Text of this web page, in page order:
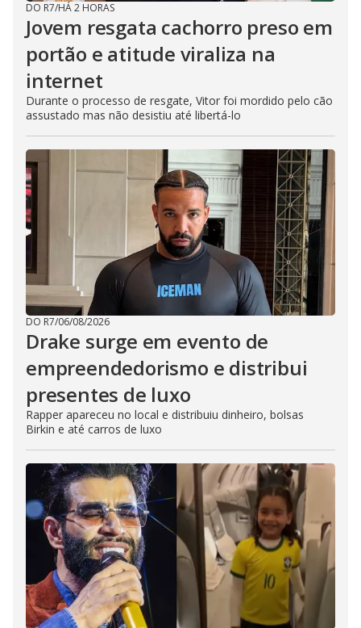
DO R7/HÁ 2 HORAS
Jovem resgata cachorro preso em
portão e atitude viraliza na
internet
Durante o processo de resgate, Vitor foi mordido pelo cão
assustado mas não desistiu até libertá-lo
DO R7/06/08/2026
Drake surge em evento de
empreendedorismo e distribui
presentes de luxo
Rapper apareceu no local e distribuiu dinheiro, bolsas
Birkin e até carros de luxo